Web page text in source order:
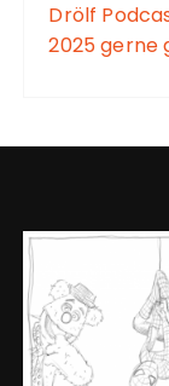
Drölf
2025 gerne